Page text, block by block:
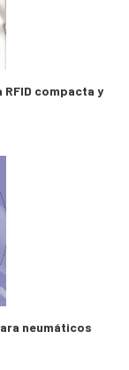
RFID compacta y
neumáticos